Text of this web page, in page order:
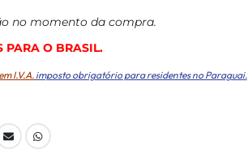
no momento da compra.
PARA O BRASIL.
I.V.A. imposto obrigatório para residentes no Paraguai.